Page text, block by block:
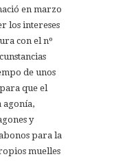
en marzo
los intereses
con el nº
de unos
que el
agonía,
y
para la
muelles